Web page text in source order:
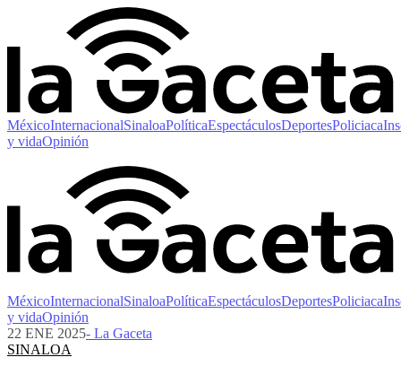
MéxicoInternacionalSinaloaPolíticaEspectáculosDeportesPoliciaca
y vidaOpinión
MéxicoInternacionalSinaloaPolíticaEspectáculosDeportesPoliciaca
y vidaOpinión
22 ENE 2025- La Gaceta
SINALOA